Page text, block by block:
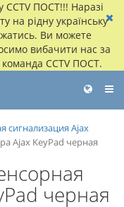
CCTV ПОСТ!!! Наразі
на рідну українську
Ви можете
вибачити нас за
CCTV ПОСТ.
сигнализация Ajax
Ajax KeyPad черная
черная